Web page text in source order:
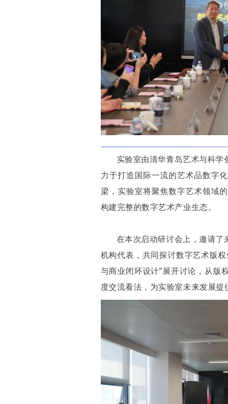
实验室由清华青岛艺术与科
力于打造国际一流的艺术品数字
梁，实验室将聚焦数字艺术领域
构建完整的数字艺术产业生态。
在本次启动研讨会上，邀请
机构代表，共同探讨数字艺术版
与商业闭环设计”展开讨论，从版
度交流看法，为实验室未来发展提